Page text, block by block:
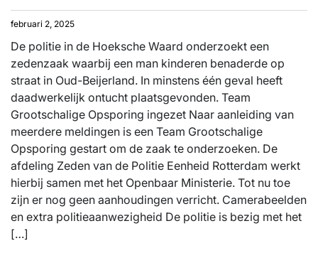
februari 2, 2025
De politie in de Hoeksche Waard onderzoekt een
zedenzaak waarbij een man kinderen benaderde op
straat in Oud-Beijerland. In minstens één geval heeft
daadwerkelijk ontucht plaatsgevonden. Team
Grootschalige Opsporing ingezet Naar aanleiding van
meerdere meldingen is een Team Grootschalige
Opsporing gestart om de zaak te onderzoeken. De
afdeling Zeden van de Politie Eenheid Rotterdam werkt
hierbij samen met het Openbaar Ministerie. Tot nu toe
zijn er nog geen aanhoudingen verricht. Camerabeelden
en extra politieaanwezigheid De politie is bezig met het
[…]